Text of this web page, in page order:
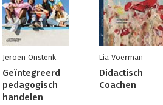
Jeroen Onstenk
Geïntegreerd
pedagogisch
handelen
Lia Voerman
Didactisch
Coachen